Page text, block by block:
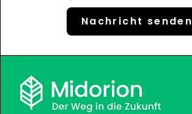
Nachricht senden